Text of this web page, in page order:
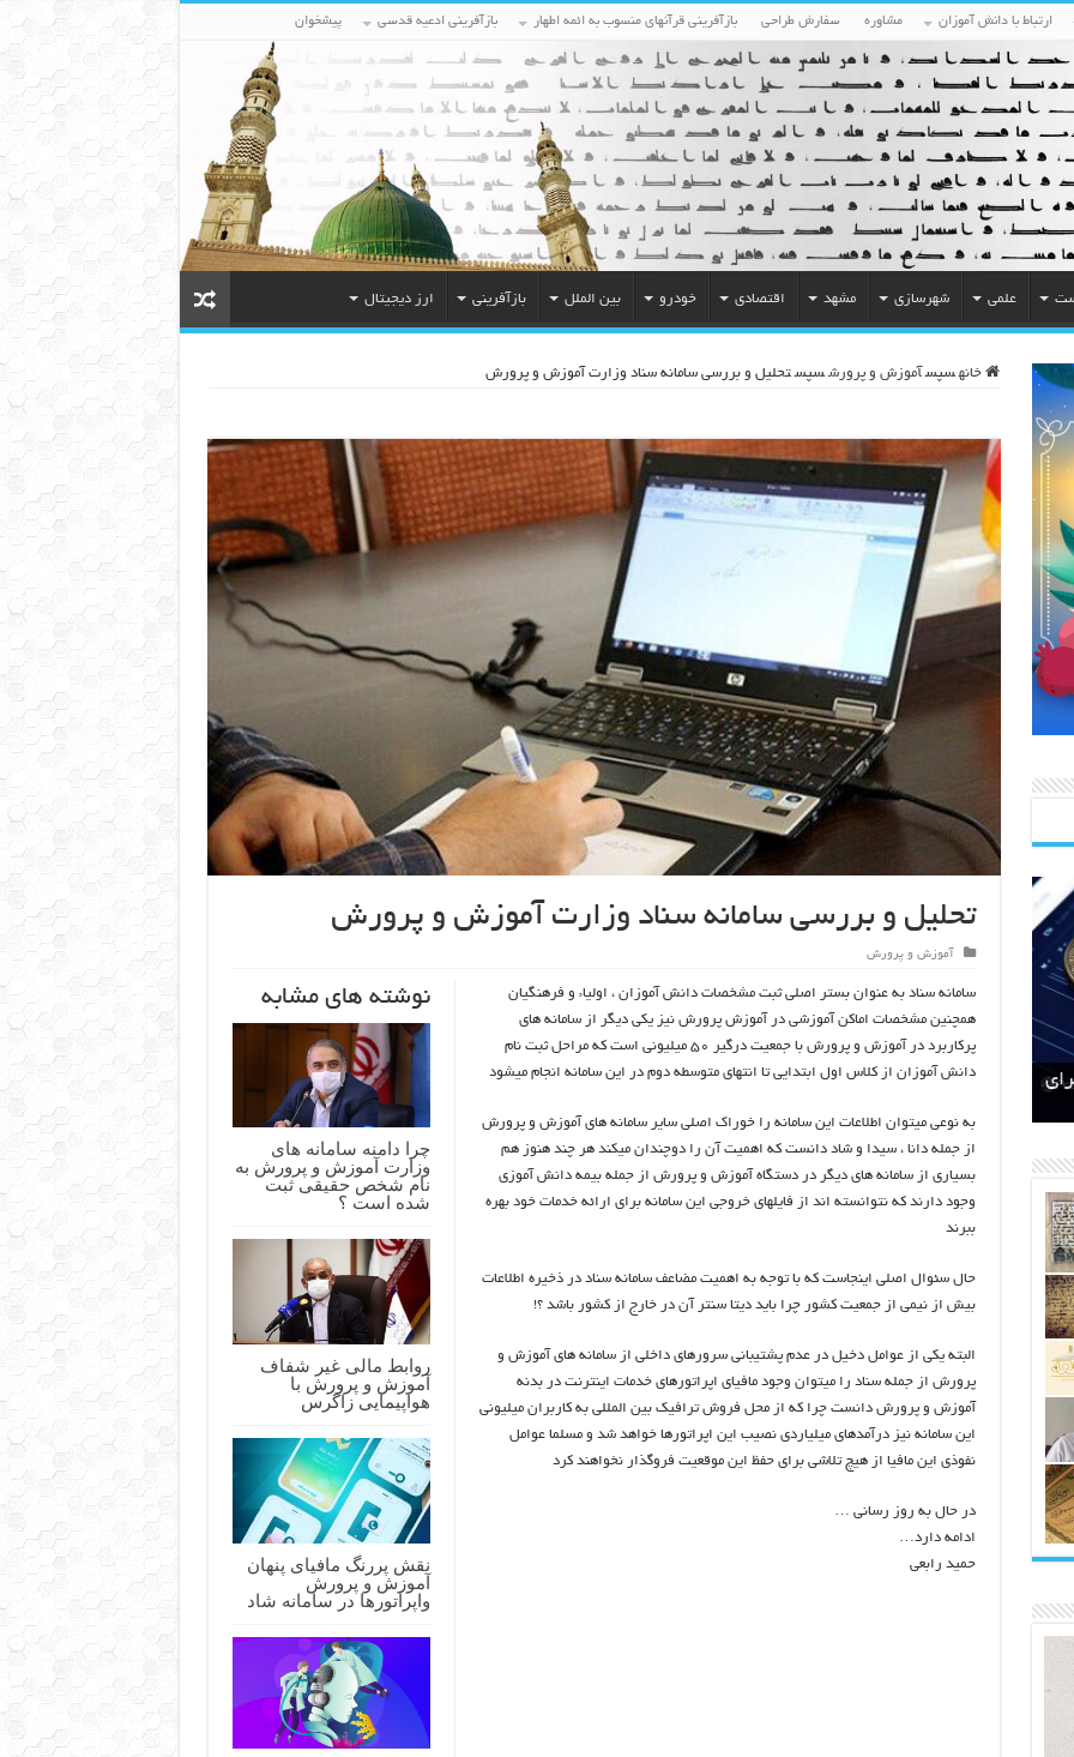
ارتباط با دانش آموزان مشاوره سفارش طراحی بازآفرینی قرآنهای منسوب به ائمه اطهار بازآفرینی ادعیه قدسی پیشخوان
علمی شهرسازی مشهد اقتصادی خودرو بین الملل بازآفرینی ارز دیجیتال
خانه سپس آموزش و پرورش سپس تحلیل و بررسی سامانه سناد وزارت آموزش و پرورش
تحلیل و بررسی سامانه سناد وزارت آموزش و پرورش
آموزش و پرورش
نوشته های مشابه
چرا دامنه سامانه های
وزارت آموزش و پرورش به
نام شخص حقیقی ثبت
شده است ؟
روابط مالی غیر شفاف
آموزش و پرورش با
هواپیمایی زاگرس
نقش پررنگ مافیای پنهان
آموزش و پرورش
واپراتورها در سامانه شاد
سامانه سناد به عنوان بستر اصلی ثبت مشخصات دانش آموزان ، اولیاء و فرهنگیان
همچنین مشخصات اماکن آموزشی در آموزش پرورش نیز یکی دیگر از سامانه های
پرکاربرد در آموزش و پرورش با جمعیت درگیر ۵۰ میلیونی است که مراحل ثبت نام
دانش آموزان از کلاس اول ابتدایی تا انتهای متوسطه دوم در این سامانه انجام میشود
به نوعی میتوان اطلاعات این سامانه را خوراک اصلی سایر سامانه های آموزش و پرورش
از جمله دانا ، سیدا و شاد دانست که اهمیت آن را دوچندان میکند هر چند هنوز هم
بسیاری از سامانه های دیگر در دستگاه آموزش و پرورش از جمله بیمه دانش آموزی
وجود دارند که نتوانسته اند از فایلهای خروجی این سامانه برای ارائه خدمات خود بهره
ببرند
حال سئوال اصلی اینجاست که با توجه به اهمیت مضاعف سامانه سناد در ذخیره اطلاعات
بیش از نیمی از جمعیت کشور چرا باید دیتا سنتر آن در خارج از کشور باشد ؟!
البته یکی از عوامل دخیل در عدم پشتیبانی سرورهای داخلی از سامانه های آموزش و
پرورش از جمله سناد را میتوان وجود مافیای اپراتورهای خدمات اینترنت در بدنه
آموزش و پرورش دانست چرا که از محل فروش ترافیک بین المللی به کاربران میلیونی
این سامانه نیز درآمدهای میلیاردی نصیب این اپراتورها خواهد شد و مسلما عوامل
نفوذی این مافیا از هیچ تلاشی برای حفظ این موقعیت فروگذار نخواهند کرد
در حال به روز رسانی …
ادامه دارد…
حمید رابعی
مالکان اراضی شاهنامه ۳۵